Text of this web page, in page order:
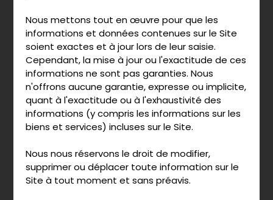
Nous mettons tout en œuvre pour que les
informations et données contenues sur le Site
soient exactes et à jour lors de leur saisie.
Cependant, la mise à jour ou l'exactitude de ces
informations ne sont pas garanties. Nous
n'offrons aucune garantie, expresse ou implicite,
quant à l'exactitude ou à l'exhaustivité des
informations (y compris les informations sur les
biens et services) incluses sur le Site.
Nous nous réservons le droit de modifier,
supprimer ou déplacer toute information sur le
Site à tout moment et sans préavis.